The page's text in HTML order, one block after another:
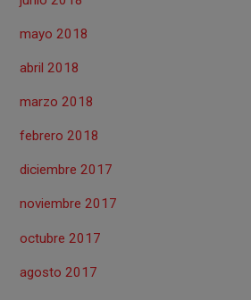
mayo 2018
abril 2018
marzo 2018
febrero 2018
diciembre 2017
noviembre 2017
octubre 2017
agosto 2017